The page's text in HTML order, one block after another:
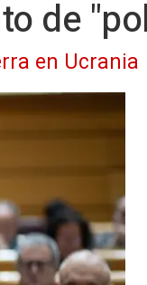
de
en Ucrania